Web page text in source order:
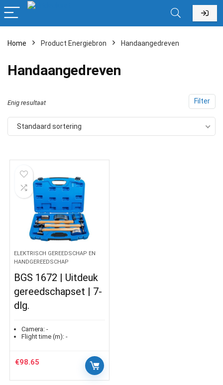
Home Product Energiebron ‎Handaangedreven
‎Handaangedreven
Filter
Enig resultaat
Standaard sortering
ELEKTRISCH GEREEDSCHAP EN
HANDGEREEDSCHAP
BGS 1672 | Uitdeuk
gereedschapset | 7-
dlg.
Camera: -
Flight time (m): -
€98.65